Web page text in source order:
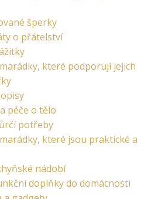
šperky
o přátelství
které podporují jejich
péče o tělo
potřeby
které jsou praktické a
nádobí
doplňky do domácnosti